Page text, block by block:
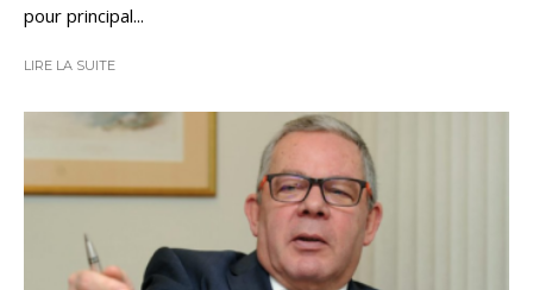
pour principal...
LIRE LA SUITE